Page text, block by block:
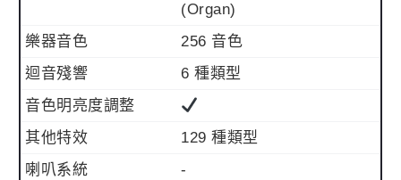
(Organ)
樂器音色
256 音色
迴音殘響
6 種類型
音色明亮度調整
其他特效
129 種類型
喇叭系統
-